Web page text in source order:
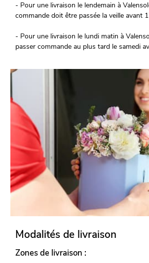
- Pour une livraison le lendemain à
commande doit être passée la veille avant
- Pour une livraison le lundi matin à
passer commande au plus tard le samedi
Modalités de livraison
Zones de livraison :